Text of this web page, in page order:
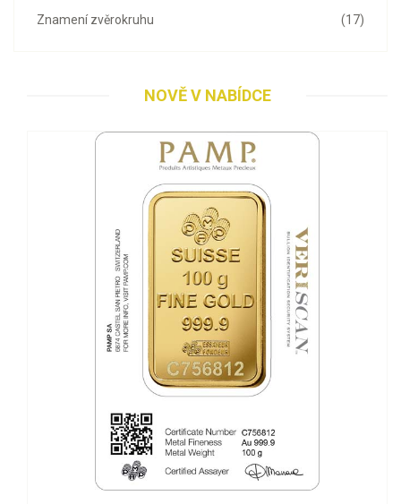
(17)
Znamení zvěrokruhu
NOVĚ V NABÍDCE